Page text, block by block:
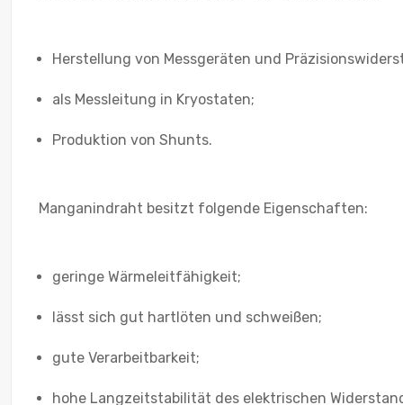
Herstellung von Messgeräten und
als Messleitung in Kryostaten;
Produktion von Shunts.
Manganindraht besitzt folgende Eigenschaften:
geringe Wärmeleitfähigkeit;
lässt sich gut hartlöten und schweißen;
gute Verarbeitbarkeit;
hohe Langzeitstabilität des elektrischen